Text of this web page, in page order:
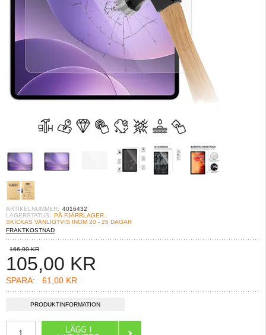
ARTIKELNUMMER: 4016432
LAGERSTATUS: PÅ FJÄRRLAGER.
SKICKAS VANLIGTVIS INOM 20 - 25 DAGAR
FRAKTKOSTNAD
166,00 KR
105,00 KR
SPARA: 61,00 KR
PRODUKTINFORMATION